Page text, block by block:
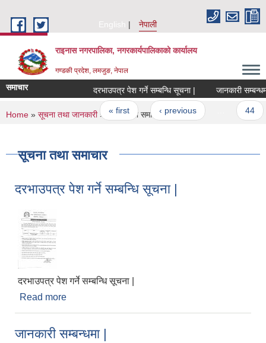
English
नेपाली
राइनास नगरपालिका, नगरकार्यपालिकाको कार्यालय
गण्डकी प्रदेश, लमजुङ, नेपाल
समाचार दरभाउपत्र पेश गर्ने सम्बन्धि सूचना | जानकारी सम्बन्धमा |
Pages
« first ‹ previous 44
You are here
Home » सूचना तथा जानकारी» सूचना तथा समाचार
सूचना तथा समाचार
दरभाउपत्र पेश गर्ने सम्बन्धि सूचना |
दरभाउपत्र पेश गर्ने सम्बन्धि सूचना |
Read more
जानकारी सम्बन्धमा |